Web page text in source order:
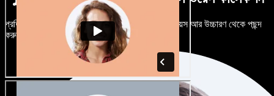
প্রতিটি প্রজেক্টকে আলাদা শোনাতে দিন। শত শত AI ভয়েস আর উচ্চারণ থেকে পছন্দ
করুন, নিজের মতো টিউন করুন।